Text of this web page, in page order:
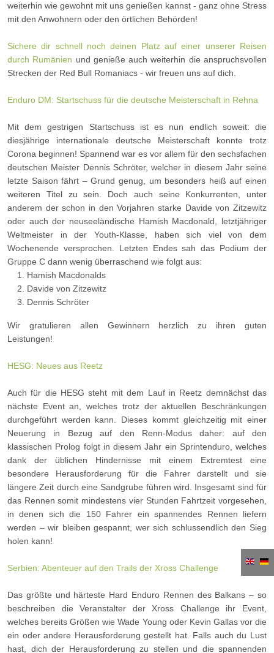
weiterhin wie gewohnt mit uns genießen kannst - ganz ohne Stress
mit den Anwohnern oder den örtlichen Behörden!
Sichere dir schnell noch deinen Platz auf einer unserer Reisen
durch Rumänien und genieße auch weiterhin die anspruchsvollen
Strecken der Red Bull Romaniacs - wir freuen uns auf dich.
Enduro DM: Startschuss für die deutsche Meisterschaft in Rehna
Mit dem gestrigen Startschuss ist es nun endlich soweit: die
diesjährige internationale deutsche Meisterschaft konnte trotz
Corona beginnen! Spannend war es vor allem für den sechsfachen
deutschen Meister Dennis Schröter, welcher in diesem Jahr seine
letzte Saison fährt – Grund genug, um besonders heiß auf einen
weiteren Titel zu sein. Doch auch seine Konkurrenten, unter
anderem der schon in den Vorjahren starke Davide von Zitzewitz
oder auch der neuseeländische Hamish Macdonald, letztjähriger
Weltmeister in der Youth-Klasse, haben sich viel von dem
Wochenende versprochen. Letzten Endes sah das Podium der
Gruppe C dann wenig überraschend wie folgt aus:
Hamish Macdonalds
Davide von Zitzewitz
Dennis Schröter
Wir gratulieren allen Gewinnern herzlich zu ihren guten
Leistungen!
HESG: Neues aus Reetz
Auch für die HESG steht mit dem Lauf in Reetz demnächst das
nächste Event an, welches trotz der aktuellen Beschränkungen
durchgeführt werden kann. Dieses kommt gleichzeitig mit einer
Neuerung in Bezug auf den Renn-Modus daher: auf den
klassischen Prolog folgt in diesem Jahr ein Sprintenduro, welches
dank der üblichen Hindernisse mit einem Extremtest eine
besondere Herausforderung für die Fahrer darstellt und sie
längere Zeit durch eine Sandgrube führen wird. Insgesamt sind für
das Rennen somit mindestens vier Stunden Fahrtzeit vorgesehen,
in denen sich die 150 Fahrer ein spannendes Rennen liefern
werden – wir bleiben gespannt, wer sich schlussendlich den Sieg
holen kann!
Serbien: Abenteuer auf den Trails der Xross Challenge
Das größte und härteste Hard Enduro Rennen des Balkans – so
beschreiben die Veranstalter der Xross Challenge ihr Event,
welches bereits Größen wie Wade Young oder Kevin Gallas vor die
ein oder andere Herausforderung gestellt hat. Falls auch du Lust
hast, dich der Herausforderung zu stellen und die spannenden